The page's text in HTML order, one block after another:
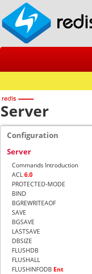
Server
Configuration
Server
Commands Introduction
ACL6.0
PROTECTED-MODE
BIND
BGREWRITEAOF
SAVE
BGSAVE
LASTSAVE
DBSIZE
FLUSHDB
FLUSHALL
FLUSHINFODB Ent